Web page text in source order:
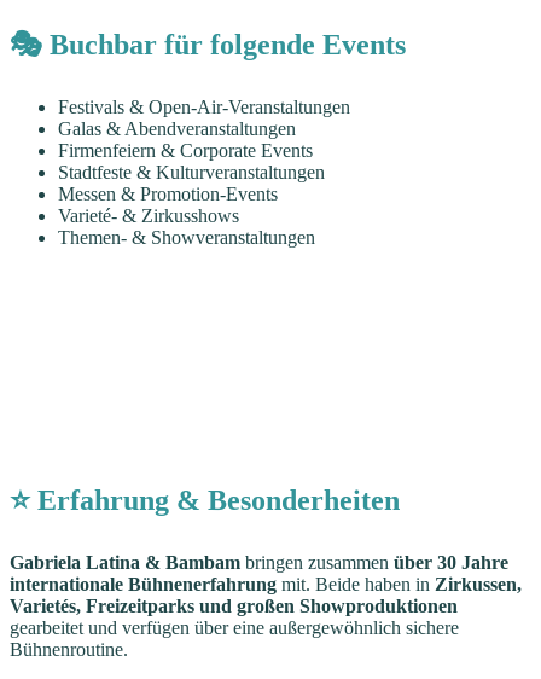
🎭 Buchbar für folgende Events
Festivals & Open-Air-Veranstaltungen
Galas & Abendveranstaltungen
Firmenfeiern & Corporate Events
Stadtfeste & Kulturveranstaltungen
Messen & Promotion-Events
Varieté- & Zirkusshows
Themen- & Showveranstaltungen
⭐ Erfahrung & Besonderheiten
Gabriela Latina & Bambam bringen zusammen über 30 Jahre
internationale Bühnenerfahrung mit. Beide haben in Zirkussen,
Varietés, Freizeitparks und großen Showproduktionen
gearbeitet und verfügen über eine außergewöhnlich sichere
Bühnenroutine.